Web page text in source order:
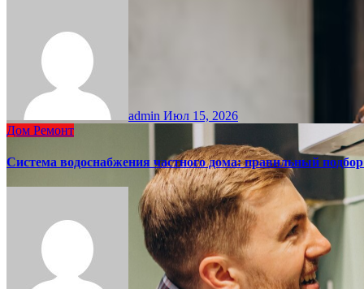
admin Июл 15, 2026
Дом Ремонт
Система водоснабжения частного дома: правильный